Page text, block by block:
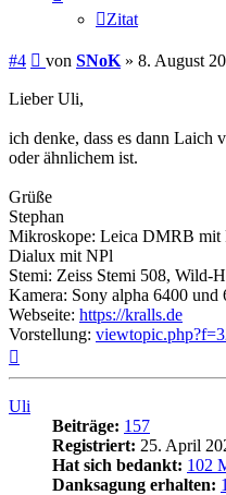
Zitat
#4 Beitrag
von SNoK » 8. August
Lieber Uli,
ich denke, dass es dann Laich
oder ähnlichem ist.
Grüße
Stephan
Mikroskope: Leica DMRB mit
Dialux mit NPl
Stemi: Zeiss Stemi 508, Wild-
Kamera: Sony alpha 6400 und
Webseite: https://kralls.de
Vorstellung:
Uli
Beiträge: 157
Registriert: 25. April
Hat sich bedankt: 102
Danksagung erhalten: